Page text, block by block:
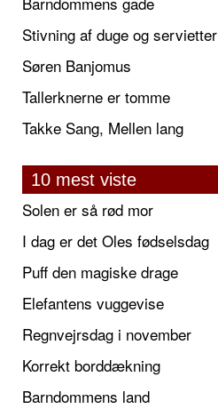
Stivning af duge og servietter
Søren Banjomus
Tallerknerne er tomme
Takke Sang, Mellen lang
10 mest viste
Solen er så rød mor
I dag er det Oles fødselsdag
Puff den magiske drage
Elefantens vuggevise
Regnvejrsdag i november
Korrekt borddækning
Barndommens land